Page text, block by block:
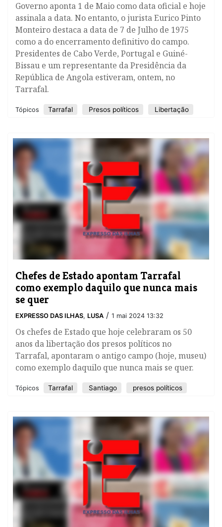
Governo aponta 1 de Maio como data oficial e hoje
assinala a data. No entanto, o jurista Eurico Pinto
Monteiro destaca a data de 7 de Julho de 1975
como a do encerramento definitivo do campo.
Presidentes de Cabo Verde, Portugal e Guiné-
Bissau e um representante da Presidência da
República de Angola estiveram, ontem, no
Tarrafal.
Tópicos Tarrafal Presos políticos Libertação
​Chefes de Estado apontam Tarrafal
como exemplo daquilo que nunca mais
se quer
EXPRESSO DAS ILHAS, LUSA / 1 mai 2024 13:32
Os chefes de Estado que hoje celebraram os 50
anos da libertação dos presos políticos no
Tarrafal, apontaram o antigo campo (hoje, museu)
como exemplo daquilo que nunca mais se quer.
Tópicos Tarrafal Santiago presos políticos